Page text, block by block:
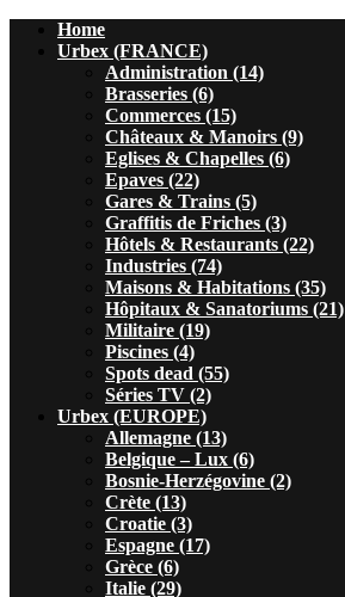
Home
Urbex (FRANCE)
Administration (14)
Brasseries (6)
Commerces (15)
Châteaux & Manoirs (9)
Eglises & Chapelles (6)
Epaves (22)
Gares & Trains (5)
Graffitis de Friches (3)
Hôtels & Restaurants (22)
Industries (74)
Maisons & Habitations (35)
Hôpitaux & Sanatoriums (21)
Militaire (19)
Piscines (4)
Spots dead (55)
Séries TV (2)
Urbex (EUROPE)
Allemagne (13)
Belgique – Lux (6)
Bosnie-Herzégovine (2)
Crète (13)
Croatie (3)
Espagne (17)
Grèce (6)
Italie (29)